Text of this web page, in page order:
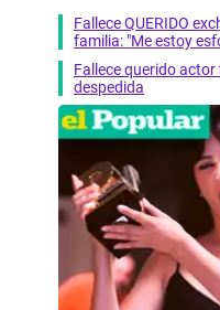
Fallece QUERIDO
familia: "Me estoy
Fallece querido actor
despedida